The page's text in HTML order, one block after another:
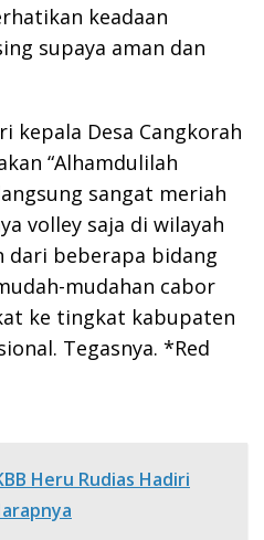
keadaan
supaya aman dan
kepala Desa Cangkorah
“Alhamdulilah
sangat meriah
volley saja di wilayah
dari beberapa bidang
mudahan cabor
ke tingkat kabupaten
Tegasnya. *Red
Heru Rudias Hadiri